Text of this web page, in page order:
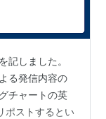
記しました。
る発信内容の
チャートの英
ポストするとい